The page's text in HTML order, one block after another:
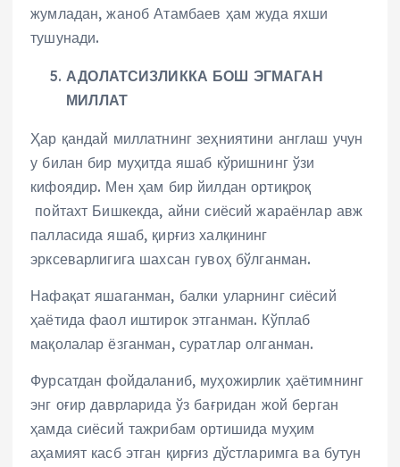
жумладан, жаноб Атамбаев ҳам жуда яхши
тушунади.
АДОЛАТСИЗЛИККА БОШ ЭГМАГАН
МИЛЛАТ
Ҳар қандай миллатнинг зеҳниятини англаш учун
у билан бир муҳитда яшаб кўришнинг ўзи
кифоядир. Мен ҳам бир йилдан ортиқроқ
пойтахт Бишкекда, айни сиёсий жараёнлар авж
палласида яшаб, қирғиз халқининг
эрксеварлигига шахсан гувоҳ бўлганман.
Нафақат яшаганман, балки уларнинг сиёсий
ҳаётида фаол иштирок этганман. Кўплаб
мақолалар ёзганман, суратлар олганман.
Фурсатдан фойдаланиб, муҳожирлик ҳаётимнинг
энг оғир даврларида ўз бағридан жой берган
ҳамда сиёсий тажрибам ортишида муҳим
аҳамият касб этган қирғиз дўстларимга ва бутун